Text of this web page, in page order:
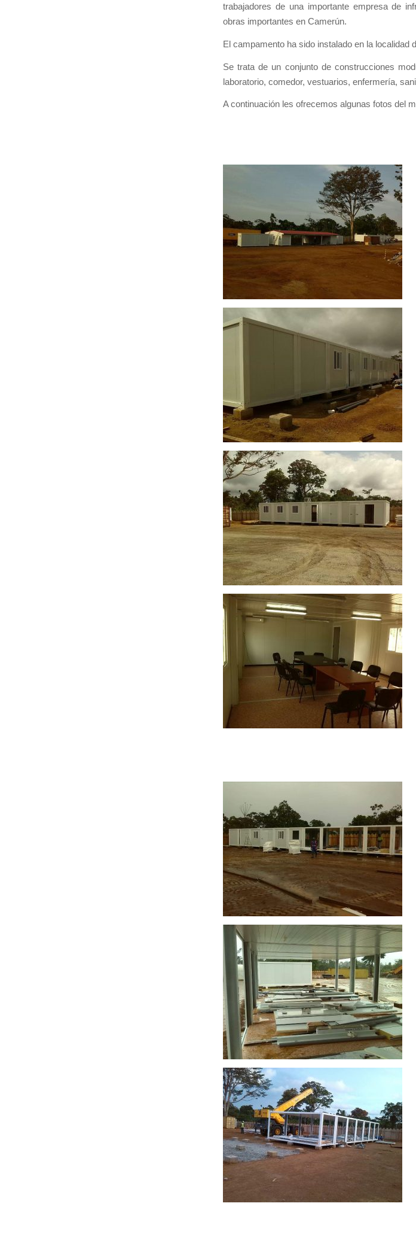
trabajadores de una importante empresa de
obras importantes en Camerún.
El campamento ha sido instalado en la localidad
Se trata de un conjunto de construcciones
laboratorio, comedor, vestuarios, enfermería,
A continuación les ofrecemos algunas fotos del